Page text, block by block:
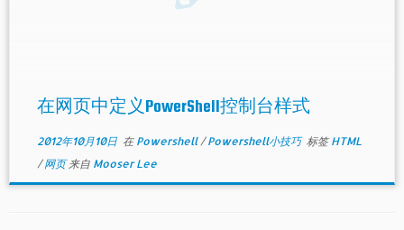
在网页中定义PowerShell控制台样式
2012年10月10日在 Powershell/Powershell小技巧 标签HTML
/网页来自 Mooser Lee